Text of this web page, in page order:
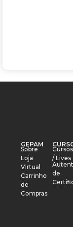
GEPAM
Sobre
Loja
Virtual
Carrinho
de
Compras
Cursos
/ Lives
de